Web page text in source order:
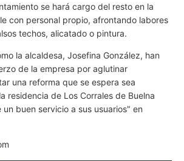
se hará cargo del resto en la
con personal propio, afrontando labores
techos, alicatado o pintura.
la alcaldesa, Josefina González, han
de la empresa por aglutinar
una reforma que se espera sea
residencia de Los Corrales de Buelna
buen servicio a sus usuarios" en